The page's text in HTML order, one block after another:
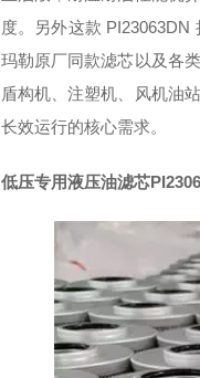
度。另外这款
玛勒原厂同款滤芯以及各
盾构机、注塑机、风机油
长效运行的核心需求。
低压专用液压油滤芯